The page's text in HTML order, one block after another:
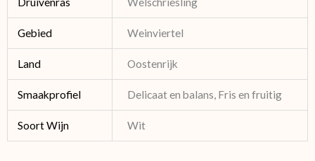
Gebied Weinviertel
Land Oostenrijk
Smaakprofiel Delicaat en balans, Fris en fruitig
Soort Wijn Wit